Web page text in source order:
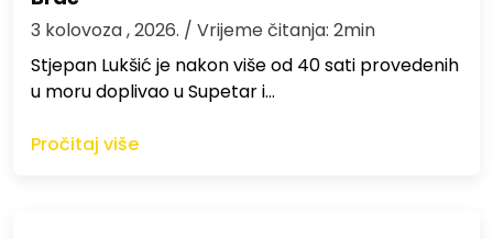
3 kolovoza , 2026. / Vrijeme čitanja: 2min
St​jepan Lukšić je nakon više od 40 sati provedenih
u moru doplivao u Supetar i…
Pročitaj više